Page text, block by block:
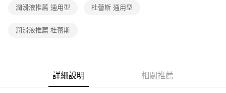
全家取貨付款
每筆NT$60，滿NT$600(含以上)免運費
潤滑液推薦 通用型 杜蕾斯 通用型
潤滑液推薦 杜蕾斯
詳細說明 相關推薦